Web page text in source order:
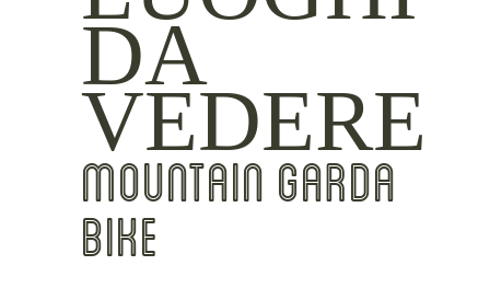
DA
VEDERE
MOUNTAIN GARDA
BIKE